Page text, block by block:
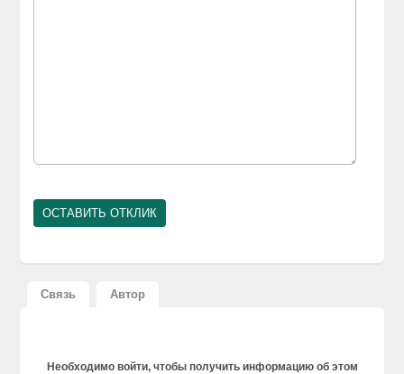
Связь Автор
Необходимо войти, чтобы получить информацию об этом